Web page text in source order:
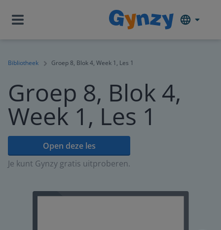
Bibliotheek Groep 8, Blok 4, Week 1, Les 1
Groep 8, Blok 4,
Week 1, Les 1
Open deze les
Je kunt Gynzy gratis uitproberen.